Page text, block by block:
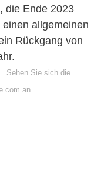
die Ende 2023
allgemeinen
Rückgang von
Sehen Sie sich die
an